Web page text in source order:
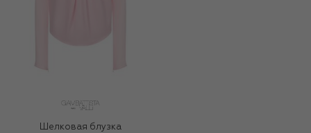
Шелковая блузка